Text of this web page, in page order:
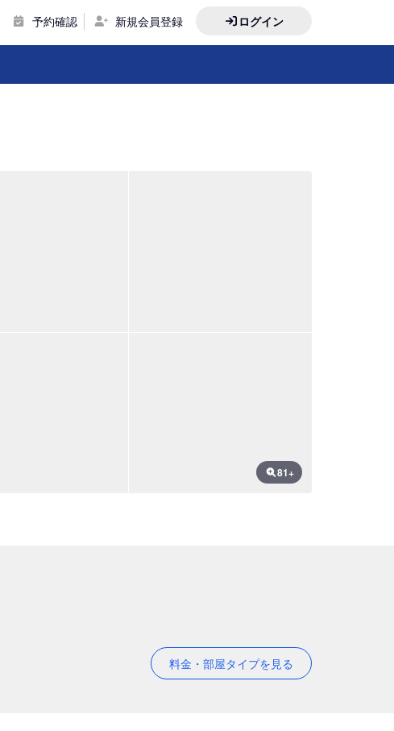
予約確認 新規会員登録 ログイン
81+
料金・部屋タイプを見る